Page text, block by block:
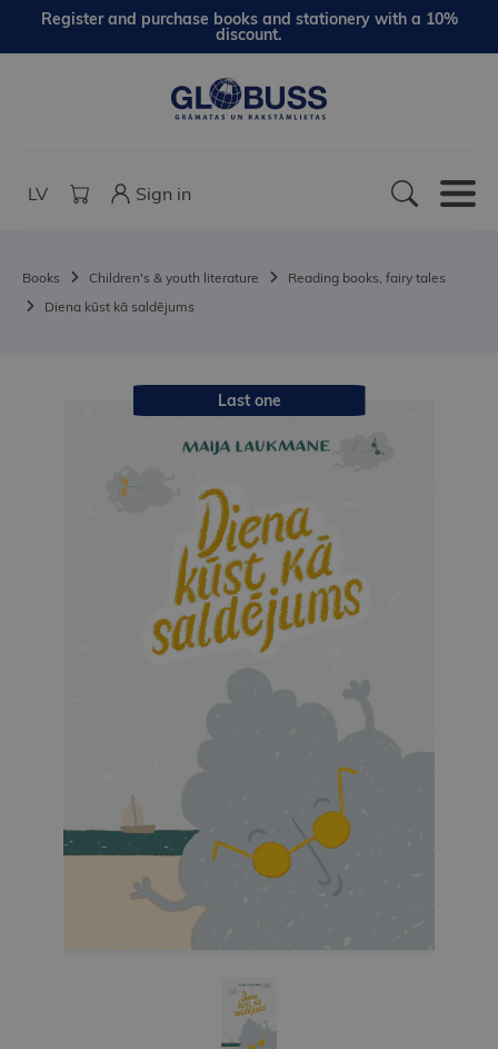
Register and purchase books and stationery with a 10%
discount.
LV Sign in
Books Children's & youth literature
Reading books, fairy tales
Diena kūst kā saldējums
Last one